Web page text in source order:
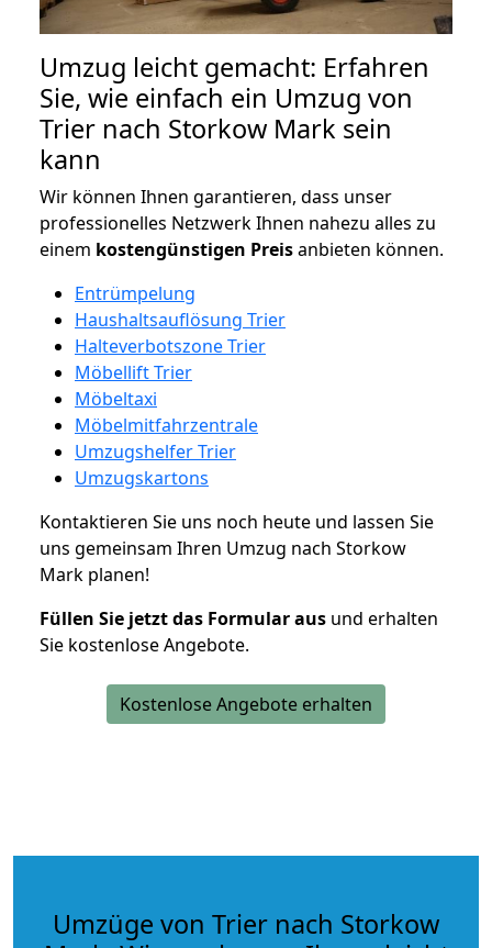
Umzug leicht gemacht: Erfahren
Sie, wie einfach ein Umzug von
Trier nach Storkow Mark sein
kann
Wir können Ihnen garantieren, dass unser
professionelles Netzwerk Ihnen nahezu alles zu
einem kostengünstigen Preisanbieten können.
Entrümpelung
Haushaltsauflösung Trier
Halteverbotszone Trier
Möbellift Trier
Möbeltaxi
Möbelmitfahrzentrale
Umzugshelfer Trier
Umzugskartons
Kontaktieren Sie uns noch heute und lassen Sie
uns gemeinsam Ihren Umzug nach Storkow
Mark planen!
Füllen Sie jetzt das Formular aus und erhalten
Sie kostenlose Angebote.
Kostenlose Angebote erhalten
Umzüge von Trier nach Storkow